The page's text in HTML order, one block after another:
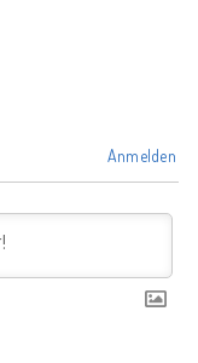
Anmelden